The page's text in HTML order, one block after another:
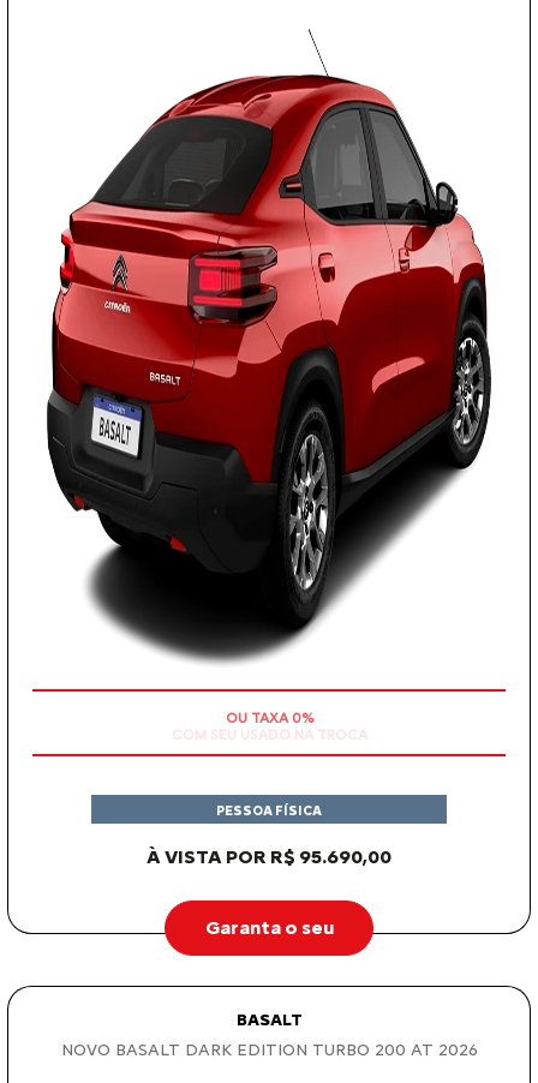
À VISTA POR R$ 95.690,00
PESSOA FÍSICA
Garanta o seu
BASALT
NOVO BASALT DARK EDITION TURBO 200 AT 2026